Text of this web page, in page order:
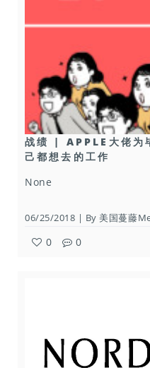
战绩 | APPLE大佬为
己都想去的工作
None
06/25/2018 | By 美国蔓藤
0 0